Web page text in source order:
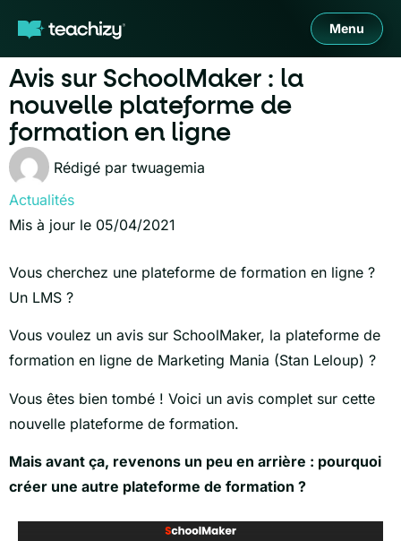
Menu
Avis sur SchoolMaker : la
nouvelle plateforme de
formation en ligne
Rédigé par twuagemia
Actualités
Mis à jour le 05/04/2021
Vous cherchez une plateforme de formation en ligne ?
Un LMS ?
Vous voulez un avis sur SchoolMaker, la plateforme de
formation en ligne de Marketing Mania (Stan Leloup) ?
Vous êtes bien tombé ! Voici un avis complet sur cette
nouvelle plateforme de formation.
Mais avant ça, revenons un peu en arrière : pourquoi
créer une autre plateforme de formation ?